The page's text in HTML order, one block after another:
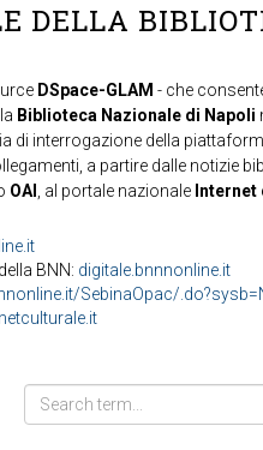
DELLA
DSpace-GLAM - che
Biblioteca Nazionale di Napoli
di interrogazione della
a partire dalle notizie
OAI , al portale nazionale
BNN: digitale.bnnnonline.it
SebinaOpac/